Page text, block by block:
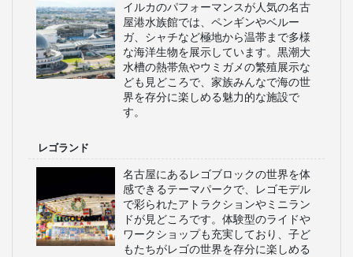
イルカのパフォーマンスが人気の名古
屋港水族館では、ペンギンやベルー
ガ、シャチなど極地から温帯まで多様
な海洋生物を展示しています。黒潮大
水槽の熱帯魚やウミガメの繁殖展示な
ども見どころで、家族みんなで海の世
界を存分に楽しめる魅力的な施設で
す。
レゴランド
名古屋にあるレゴブロックの世界を体
感できるテーマパークで、レゴモデル
で彩られたアトラクションやミニラン
ドが見どころです。体験型のライドや
ワークショップも充実しており、子ど
もたちがレゴの世界を存分に楽しめる